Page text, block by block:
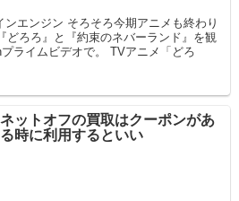
エンジン そろそろ今期アニメも終わり
どろろ』と『約束のネバーランド』を観
ライムビデオで。 TVアニメ「どろ
ネットオフの買取はクーポンがあ
る時に利用するといい